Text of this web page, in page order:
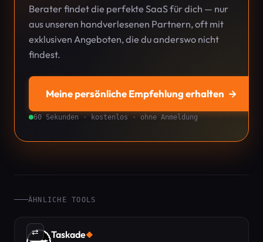
Berater findet die perfekte SaaS für dich — nur
aus unseren handverlesenen Partnern, oft mit
exklusiven Angeboten, die du anderswo nicht
findest.
Meine persönliche Empfehlung erhalten →
60 Sekunden · kostenlos · ohne Anmeldung
ÄHNLICHE TOOLS
⇄ Taskade◆